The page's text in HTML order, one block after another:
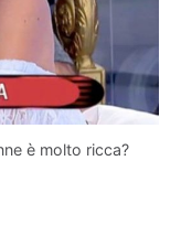
è molto ricca?